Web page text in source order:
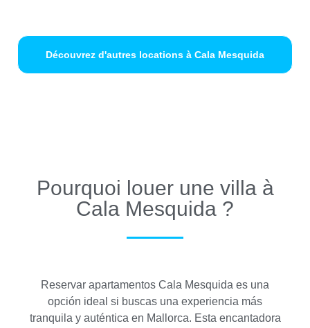
Découvrez d'autres locations à Cala Mesquida
Pourquoi louer une villa à
Cala Mesquida ?
Reservar apartamentos Cala Mesquida es una
opción ideal si buscas una experiencia más
tranquila y auténtica en Mallorca. Esta encantadora